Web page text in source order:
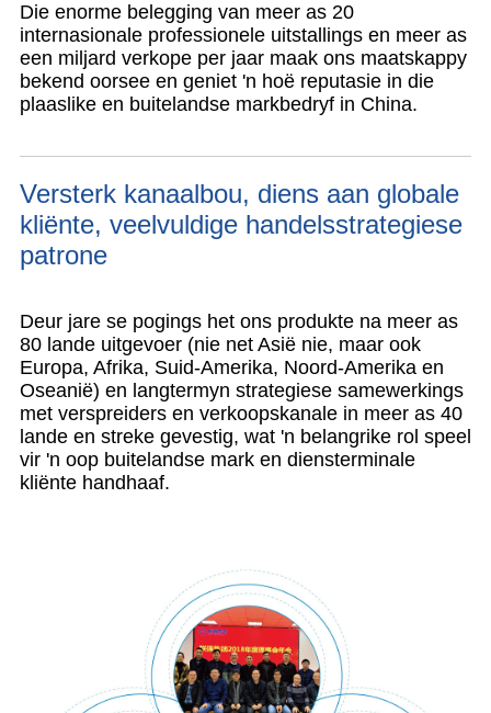
Die enorme belegging van meer as 20
internasionale professionele uitstallings en meer as
een miljard verkope per jaar maak ons ​​maatskappy
bekend oorsee en geniet 'n hoë reputasie in die
plaaslike en buitelandse markbedryf in China.
Versterk kanaalbou, diens aan globale
kliënte, veelvuldige handelsstrategiese
patrone
Deur jare se pogings het ons produkte na meer as
80 lande uitgevoer (nie net Asië nie, maar ook
Europa, Afrika, Suid-Amerika, Noord-Amerika en
Oseanië) en langtermyn strategiese samewerkings
met verspreiders en verkoopskanale in meer as 40
lande en streke gevestig, wat 'n belangrike rol speel
vir 'n oop buitelandse mark en diensterminale
kliënte handhaaf.